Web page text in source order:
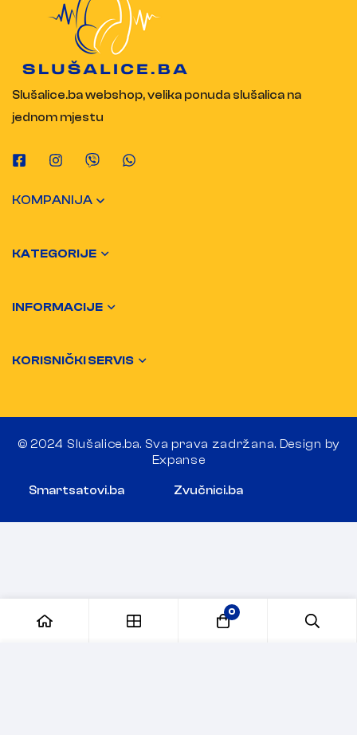
Slušalice.ba webshop, velika ponuda slušalica na
jednom mjestu
KOMPANIJA
KATEGORIJE
INFORMACIJE
KORISNIČKI SERVIS
© 2024 Slušalice.ba. Sva prava zadržana. Design by
Expanse
Smartsatovi.ba Zvučnici.ba
0